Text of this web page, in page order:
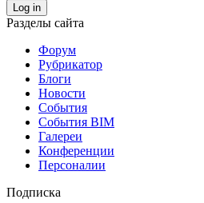
Log in
Разделы сайта
Форум
Рубрикатор
Блоги
Новости
События
События BIM
Галереи
Конференции
Персоналии
Подписка